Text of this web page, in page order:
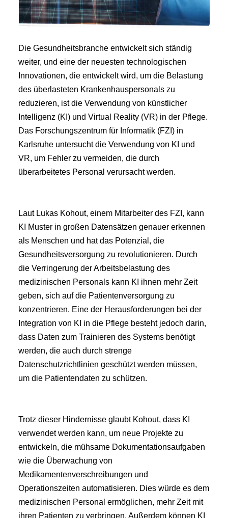
Die Gesundheitsbranche entwickelt sich ständig
weiter, und eine der neuesten technologischen
Innovationen, die entwickelt wird, um die Belastung
des überlasteten Krankenhauspersonals zu
reduzieren, ist die Verwendung von künstlicher
Intelligenz (KI) und Virtual Reality (VR) in der Pflege.
Das Forschungszentrum für Informatik (FZI) in
Karlsruhe untersucht die Verwendung von KI und
VR, um Fehler zu vermeiden, die durch
überarbeitetes Personal verursacht werden.
Laut Lukas Kohout, einem Mitarbeiter des FZI, kann
KI Muster in großen Datensätzen genauer erkennen
als Menschen und hat das Potenzial, die
Gesundheitsversorgung zu revolutionieren. Durch
die Verringerung der Arbeitsbelastung des
medizinischen Personals kann KI ihnen mehr Zeit
geben, sich auf die Patientenversorgung zu
konzentrieren. Eine der Herausforderungen bei der
Integration von KI in die Pflege besteht jedoch darin,
dass Daten zum Trainieren des Systems benötigt
werden, die auch durch strenge
Datenschutzrichtlinien geschützt werden müssen,
um die Patientendaten zu schützen.
Trotz dieser Hindernisse glaubt Kohout, dass KI
verwendet werden kann, um neue Projekte zu
entwickeln, die mühsame Dokumentationsaufgaben
wie die Überwachung von
Medikamentenverschreibungen und
Operationszeiten automatisieren. Dies würde es dem
medizinischen Personal ermöglichen, mehr Zeit mit
ihren Patienten zu verbringen. Außerdem können KI